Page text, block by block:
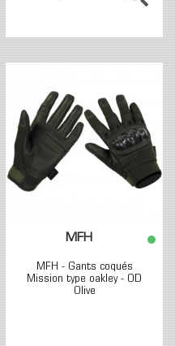
MFH
MFH - Gants coqués
Mission type oakley - OD
Olive